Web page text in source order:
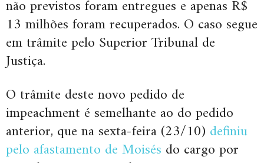
não previstos foram entregues e apenas R$
13 milhões foram recuperados. O caso segue
em trâmite pelo Superior Tribunal de
Justiça.
O trâmite deste novo pedido de
impeachment é semelhante ao do pedido
anterior, que na sexta-feira (23/10) definiu
pelo afastamento de Moisés do cargo por